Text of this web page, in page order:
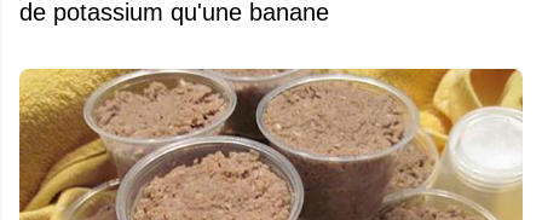
de potassium qu'une banane